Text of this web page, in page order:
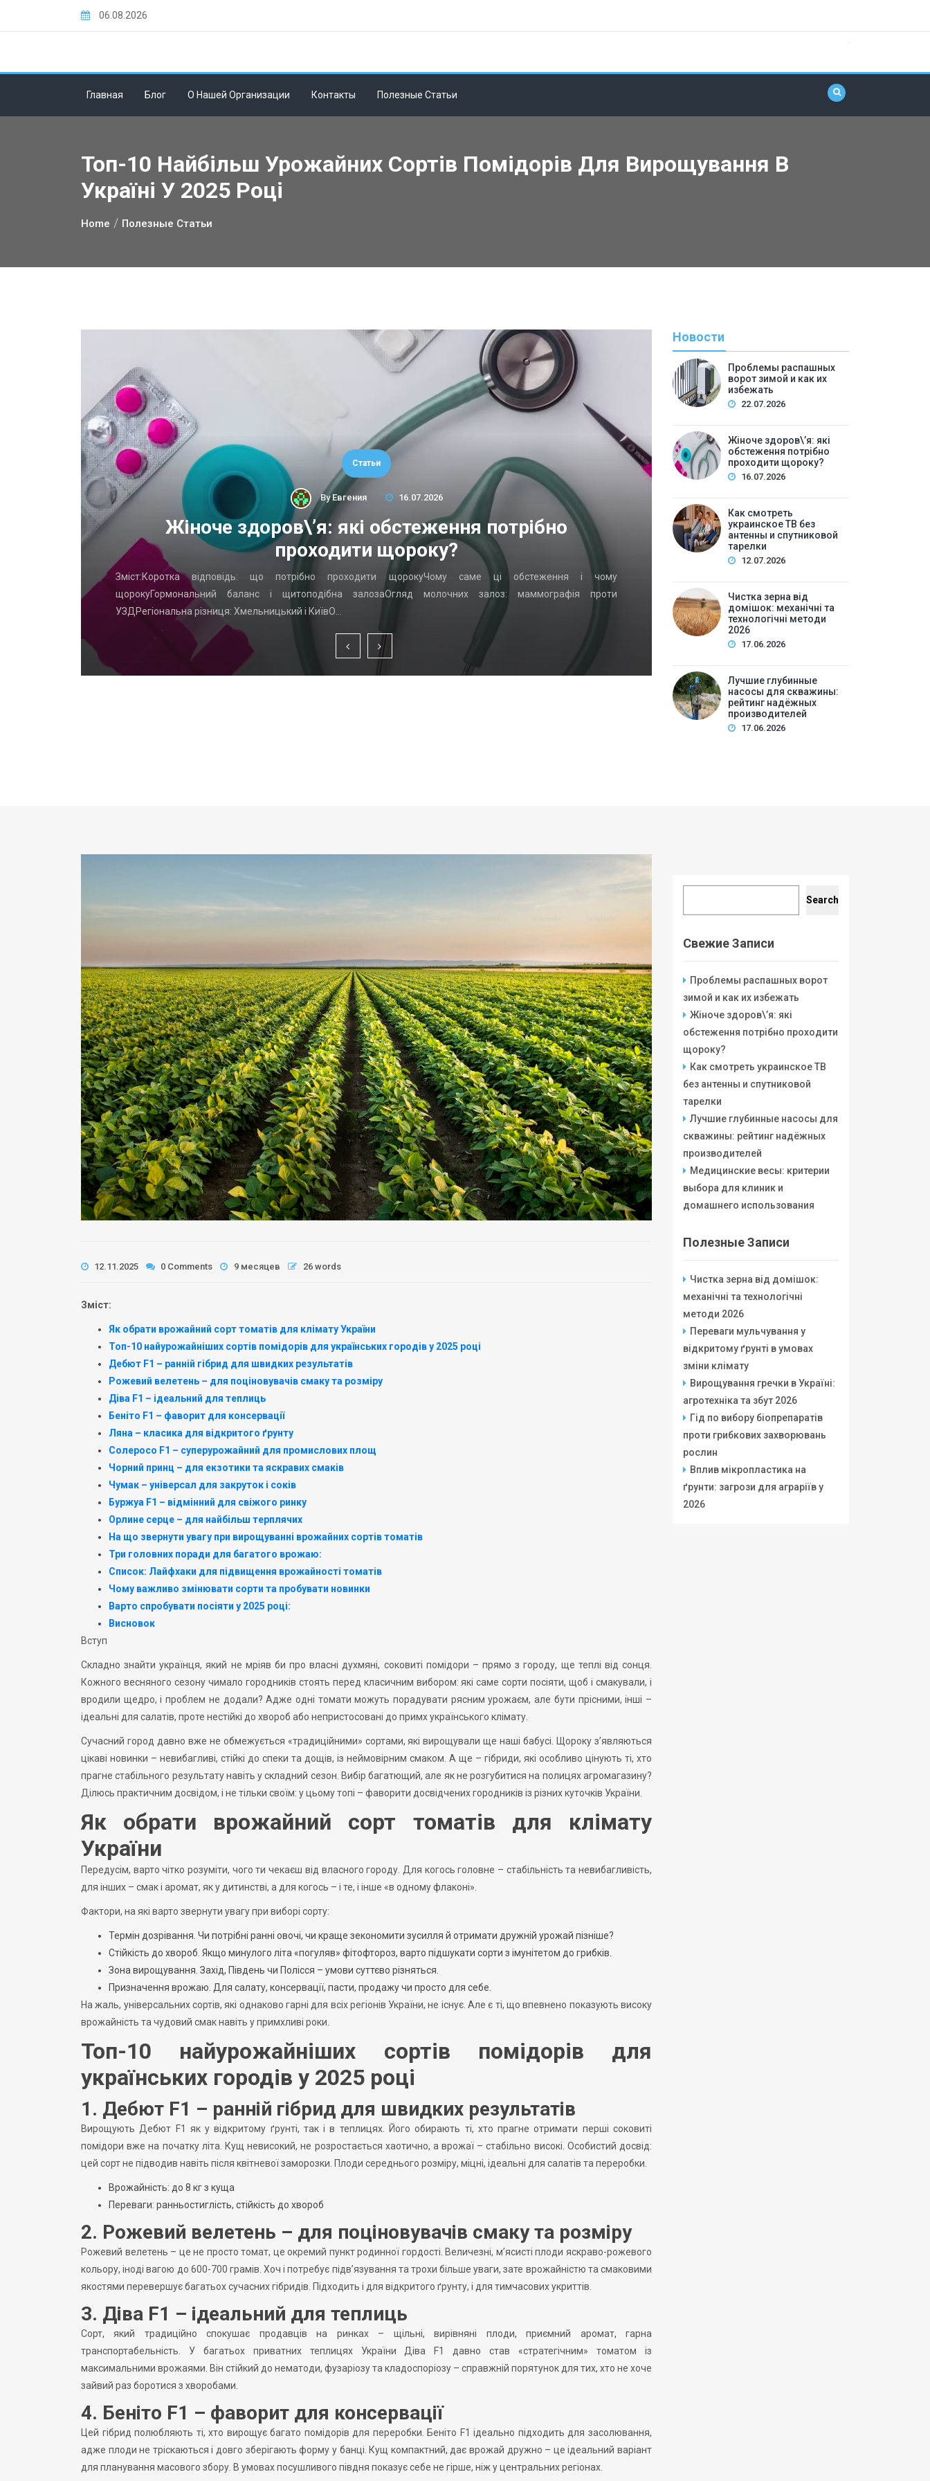
06.08.2026
Главная Блог О Нашей Организации Контакты Полезные Статьи
Топ-10 Найбільш Урожайних Сортів Помідорів Для Вирощування В
Україні У 2025 Році
Home Полезные Статьи
Статьи
ByЕвгения 16.07.2026
Жіноче здоров\’я: які обстеження потрібно
проходити щороку?
Зміст:Коротка відповідь: що потрібно проходити щорокуЧому саме ці обстеження і чому
щорокуГормональний баланс і щитоподібна залозаОгляд молочних залоз: маммографія проти
УЗДРегіональна різниця: Хмельницький і КиївО…
Как смотреть
украинское: основные способыПриложение
компьютере или ноутбукеМобиль…
Новости
Проблемы распашных
ворот зимой и как их
избежать
22.07.2026
Жіноче здоров\’я: які
обстеження потрібно
проходити щороку?
16.07.2026
Как смотреть
украинское ТВ без
антенны и спутниковой
тарелки
12.07.2026
Чистка зерна від
домішок: механічні та
технологічні методи
2026
17.06.2026
Лучшие глубинные
насосы для скважины:
рейтинг надёжных
производителей
17.06.2026
12.11.2025 0 Comments 9 месяцев 26 words
Зміст:
Як обрати врожайний сорт томатів для клімату України
Топ-10 найурожайніших сортів помідорів для українських городів у 2025 році
Дебют F1 – ранній гібрид для швидких результатів
Рожевий велетень – для поціновувачів смаку та розміру
Діва F1 – ідеальний для теплиць
Беніто F1 – фаворит для консервації
Ляна – класика для відкритого ґрунту
Солеросо F1 – суперурожайний для промислових площ
Чорний принц – для екзотики та яскравих смаків
Чумак – універсал для закруток і соків
Буржуа F1 – відмінний для свіжого ринку
Орлине серце – для найбільш терплячих
На що звернути увагу при вирощуванні врожайних сортів томатів
Три головних поради для багатого врожаю:
Список: Лайфхаки для підвищення врожайності томатів
Чому важливо змінювати сорти та пробувати новинки
Варто спробувати посіяти у 2025 році:
Висновок
Вступ
Складно знайти українця, який не мріяв би про власні духмяні, соковиті помідори – прямо з городу, ще теплі від сонця.
Кожного весняного сезону чимало городників стоять перед класичним вибором: які саме сорти посіяти, щоб і смакували, і
вродили щедро, і проблем не додали? Адже одні томати можуть порадувати рясним урожаєм, але бути прісними, інші –
ідеальні для салатів, проте нестійкі до хвороб або непристосовані до примх українського клімату.
Сучасний город давно вже не обмежується «традиційними» сортами, які вирощували ще наші бабусі. Щороку з’являються
цікаві новинки – невибагливі, стійкі до спеки та дощів, із неймовірним смаком. А ще – гібриди, які особливо цінують ті, хто
прагне стабільного результату навіть у складний сезон. Вибір багатющий, але як не розгубитися на полицях агромагазину?
Ділюсь практичним досвідом, і не тільки своїм: у цьому топі – фаворити досвідчених городників із різних куточків України.
Як обрати врожайний сорт томатів для клімату
України
Передусім, варто чітко розуміти, чого ти чекаєш від власного городу. Для когось головне – стабільність та невибагливість,
для інших – смак і аромат, як у дитинстві, а для когось – і те, і інше «в одному флаконі».
Фактори, на які варто звернути увагу при виборі сорту:
Термін дозрівання. Чи потрібні ранні овочі, чи краще зекономити зусилля й отримати дружній урожай пізніше?
Стійкість до хвороб. Якщо минулого літа «погуляв» фітофтороз, варто підшукати сорти з імунітетом до грибків.
Зона вирощування. Захід, Південь чи Полісся – умови суттєво різняться.
Призначення врожаю. Для салату, консервації, пасти, продажу чи просто для себе.
На жаль, універсальних сортів, які однаково гарні для всіх регіонів України, не існує. Але є ті, що впевнено показують високу
врожайність та чудовий смак навіть у примхливі роки.
Топ-10 найурожайніших сортів помідорів для
українських городів у 2025 році
1. Дебют F1 – ранній гібрид для швидких результатів
Вирощують Дебют F1 як у відкритому ґрунті, так і в теплицях. Його обирають ті, хто прагне отримати перші соковиті
помідори вже на початку літа. Кущ невисокий, не розростається хаотично, а врожаї – стабільно високі. Особистий досвід:
цей сорт не підводив навіть після квітневої заморозки. Плоди середнього розміру, міцні, ідеальні для салатів та переробки.
Врожайність: до 8 кг з куща
Переваги: ранньостиглість, стійкість до хвороб
2. Рожевий велетень – для поціновувачів смаку та розміру
Рожевий велетень – це не просто томат, це окремий пункт родинної гордості. Величезні, м’ясисті плоди яскраво-рожевого
кольору, іноді вагою до 600-700 грамів. Хоч і потребує підв’язування та трохи більше уваги, зате врожайністю та смаковими
якостями перевершує багатьох сучасних гібридів. Підходить і для відкритого ґрунту, і для тимчасових укриттів.
3. Діва F1 – ідеальний для теплиць
Сорт, який традиційно спокушає продавців на ринках – щільні, вирівняні плоди, приємний аромат, гарна
транспортабельність. У багатьох приватних теплицях України Діва F1 давно став «стратегічним» томатом із
максимальними врожаями. Він стійкий до нематоди, фузаріозу та кладоспоріозу – справжній порятунок для тих, хто не хоче
зайвий раз боротися з хворобами.
4. Беніто F1 – фаворит для консервації
Цей гібрид полюбляють ті, хто вирощує багато помідорів для переробки. Беніто F1 ідеально підходить для засолювання,
адже плоди не тріскаються і довго зберігають форму у банці. Кущ компактний, дає врожай дружно – це ідеальний варіант
для планування масового збору. В умовах посушливого півдня показує себе не гірше, ніж у центральних регіонах.
Search
Свежие Записи
Проблемы распашных ворот
зимой и как их избежать
Жіноче здоров\’я: які
обстеження потрібно проходити
щороку?
Как смотреть украинское ТВ
без антенны и спутниковой
тарелки
Лучшие глубинные насосы для
скважины: рейтинг надёжных
производителей
Медицинские весы: критерии
выбора для клиник и
домашнего использования
Полезные Записи
Чистка зерна від домішок:
механічні та технологічні
методи 2026
Переваги мульчування у
відкритому ґрунті в умовах
зміни клімату
Вирощування гречки в Україні:
агротехніка та збут 2026
Гід по вибору біопрепаратів
проти грибкових захворювань
рослин
Вплив мікропластика на
ґрунти: загрози для аграріїв у
2026